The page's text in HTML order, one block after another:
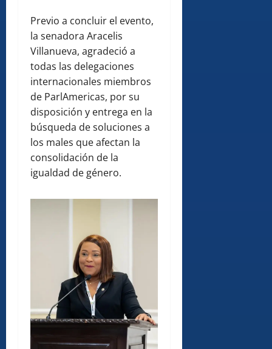
Previo a concluir el evento,
la senadora Aracelis
Villanueva, agradeció a
todas las delegaciones
internacionales miembros
de ParlAmericas, por su
disposición y entrega en la
búsqueda de soluciones a
los males que afectan la
consolidación de la
igualdad de género.